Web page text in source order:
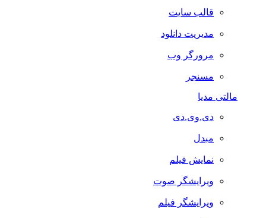
قالب سایت
مدیریت دانلود
مرورگر وب
مسنجر
مالتی مدیا
دی.وی.دی
مبدل
نمایش فیلم
ویرایشگر صوت
ویرایشگر فیلم